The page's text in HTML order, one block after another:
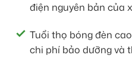
điện nguyên bản của
Tuổi thọ bóng đèn
chi phí bảo dưỡng và